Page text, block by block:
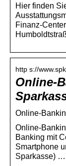
Hier finden
Finanz-
http s://
Online-
Online-
Online-
Banking mit
Smartphone
Sparkasse) …